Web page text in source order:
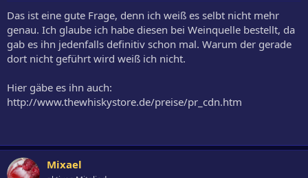
Das ist eine gute Frage, denn ich weiß es selbt nicht mehr
genau. Ich glaube ich habe diesen bei Weinquelle bestellt, da
gab es ihn jedenfalls definitiv schon mal. Warum der gerade
dort nicht geführt wird weiß ich nicht.
Hier gäbe es ihn auch:
http://www.thewhiskystore.de/preise/pr_cdn.htm
Mixael